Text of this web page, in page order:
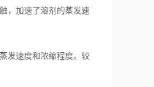
，加速了溶剂的蒸发速
发速度和浓缩程度。较